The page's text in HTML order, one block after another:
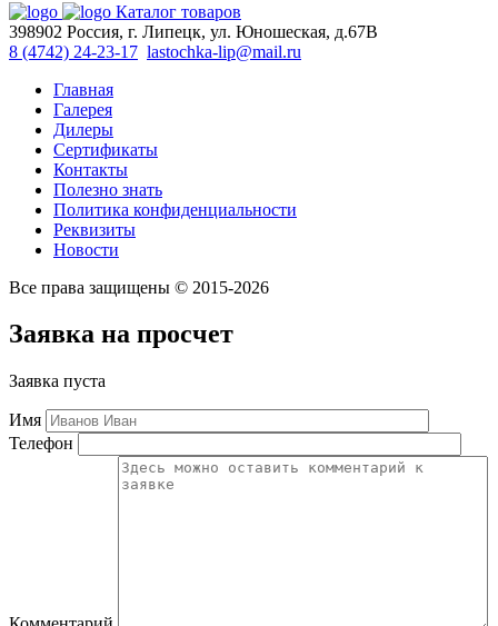
Каталог товаров
398902 Россия, г. Липецк, ул. Юношеская, д.67В
8 (4742) 24-23-17 lastochka-lip@mail.ru
Главная
Галерея
Дилеры
Сертификаты
Контакты
Полезно знать
Политика конфиденциальности
Реквизиты
Новости
Все права защищены © 2015-2026
Заявка на просчет
Заявка пуста
Имя
Телефон